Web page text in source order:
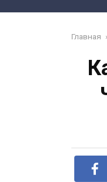
Главная